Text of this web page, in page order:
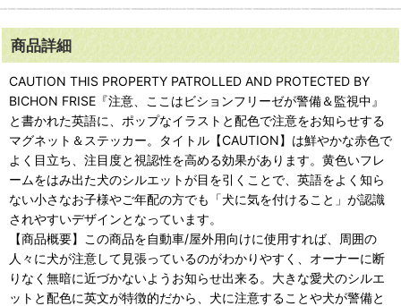
商品詳細
CAUTION THIS PROPERTY PATROLLED AND PROTECTED BY
BICHON FRISE『注意、ここはビションフリーゼが警備＆監視中』
と書かれた英語に、ポップなイラストと配色で注意をお知らせする
マグネット＆ステッカー。タイトル【CAUTION】は鮮やかな赤色で
よく目立ち、注目度と視認性を高める効果があります。黄色いフレ
ームをはみ出た犬のシルエットが目を引くことで、英語をよく知ら
ない小さなお子様やご年配の方でも「犬に気を付けること」が認識
されやすいデザインとなっています。
【商品概要】この商品を自動車/屋外用向けに使用すれば、周囲の
人々に犬が注意して見張っているのがわかりやすく、オーナーに断
りなく無暗に近づかないようお知らせ出来る。大きな愛犬のシルエ
ットと配色に英文が特徴的だから、犬に注意することや犬が警備と